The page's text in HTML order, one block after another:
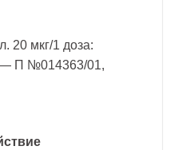
20 мкг/1 доза:
— П №014363/01,